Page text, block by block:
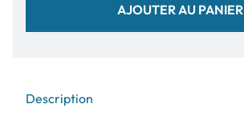
AJOUTER AU PANIER
Description